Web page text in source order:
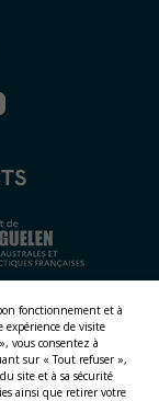
fonctionnement et à
de visite
vous consentez à
sur « Tout refuser »,
site et à sa sécurité
ainsi que retirer votre